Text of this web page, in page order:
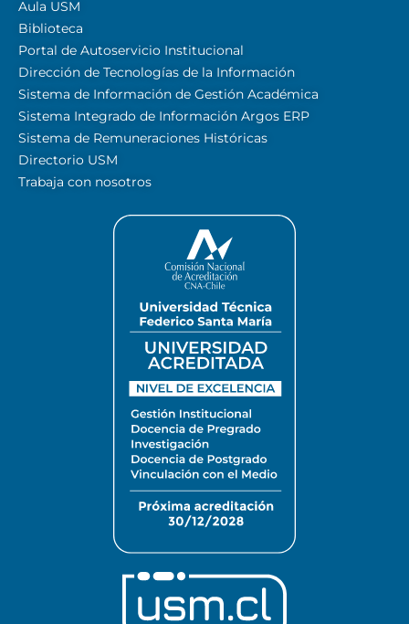
Aula USM
Biblioteca
Portal de Autoservicio Institucional
Dirección de Tecnologías de la Información
Sistema de Información de Gestión Académica
Sistema Integrado de Información Argos ERP
Sistema de Remuneraciones Históricas
Directorio USM
Trabaja con nosotros